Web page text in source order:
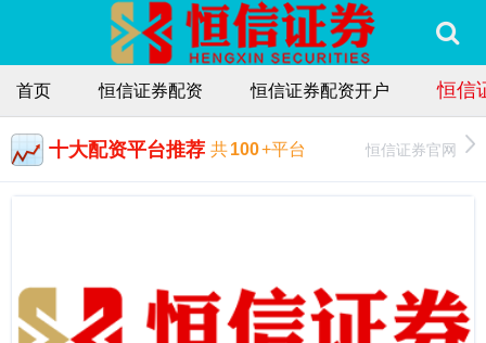
首页 恒信证券配资 恒信证券配资开户 恒信
十大配资平台推荐 共100+平台 恒信证券官网